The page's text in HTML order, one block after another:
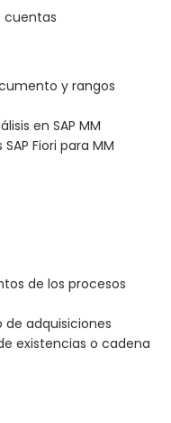
y rangos
en SAP MM
Fiori para MM
de los procesos
de adquisiciones
existencias o cadena